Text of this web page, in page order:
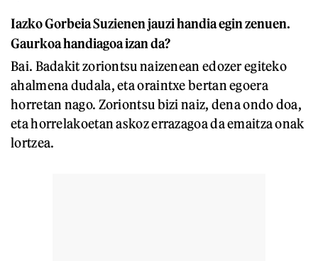
Iazko Gorbeia Suzienen jauzi handia egin zenuen.
Gaurkoa handiagoa izan da?
Bai. Badakit zoriontsu naizenean edozer egiteko
ahalmena dudala, eta oraintxe bertan egoera
horretan nago. Zoriontsu bizi naiz, dena ondo doa,
eta horrelakoetan askoz errazagoa da emaitza onak
lortzea.